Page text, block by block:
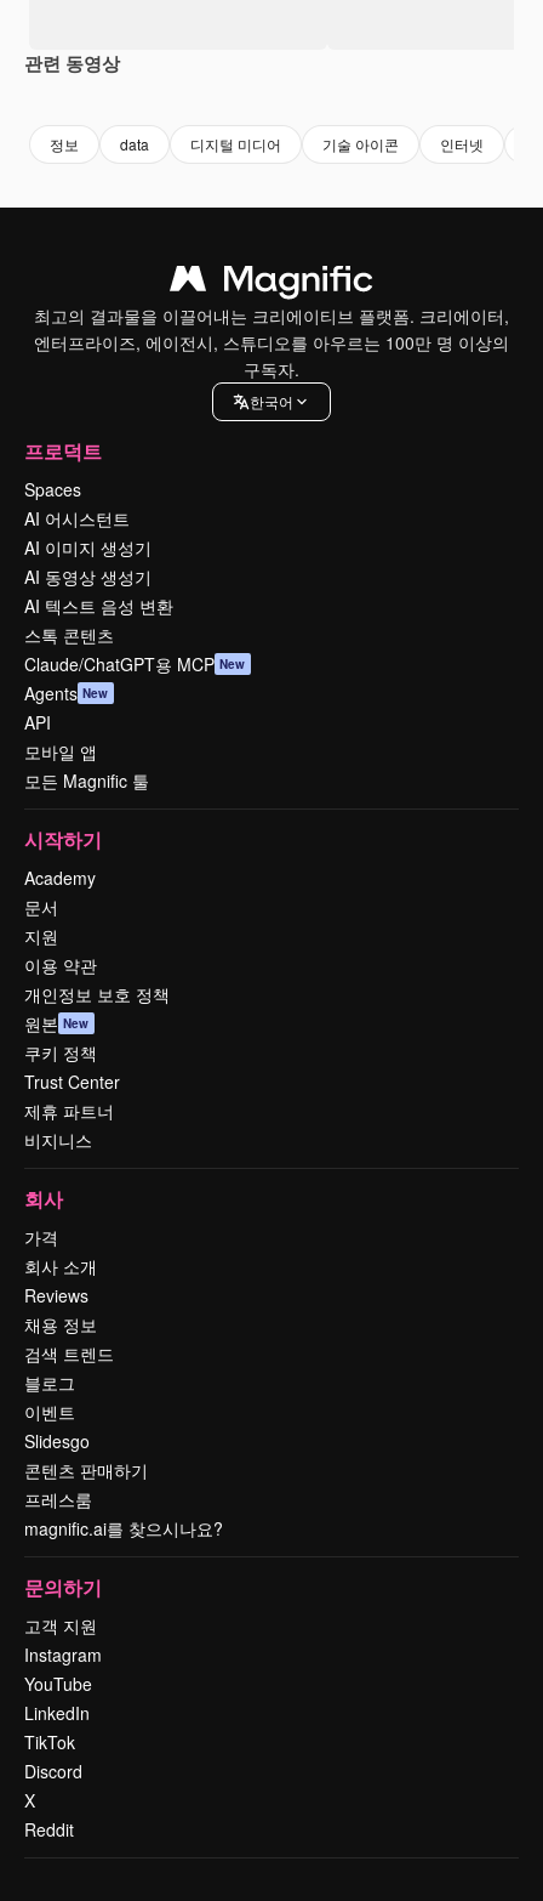
관련 동영상
정보 data 디지털 미디어 기술 아이콘 인터넷
최고의 결과물을 이끌어내는 크리에이티브 플랫폼. 크리에이터,
엔터프라이즈, 에이전시, 스튜디오를 아우르는 100만 명 이상의
구독자.
한국어
프로덕트
Spaces
AI 어시스턴트
AI 이미지 생성기
AI 동영상 생성기
AI 텍스트 음성 변환
스톡 콘텐츠
Claude/ChatGPT용 MCP New
Agents New
API
모바일 앱
모든 Magnific 툴
시작하기
Academy
문서
지원
이용 약관
개인정보 보호 정책
원본 New
쿠키 정책
Trust Center
제휴 파트너
비지니스
회사
가격
회사 소개
Reviews
채용 정보
검색 트렌드
블로그
이벤트
Slidesgo
콘텐츠 판매하기
프레스룸
magnific.ai를 찾으시나요?
문의하기
고객 지원
Instagram
YouTube
LinkedIn
TikTok
Discord
X
Reddit